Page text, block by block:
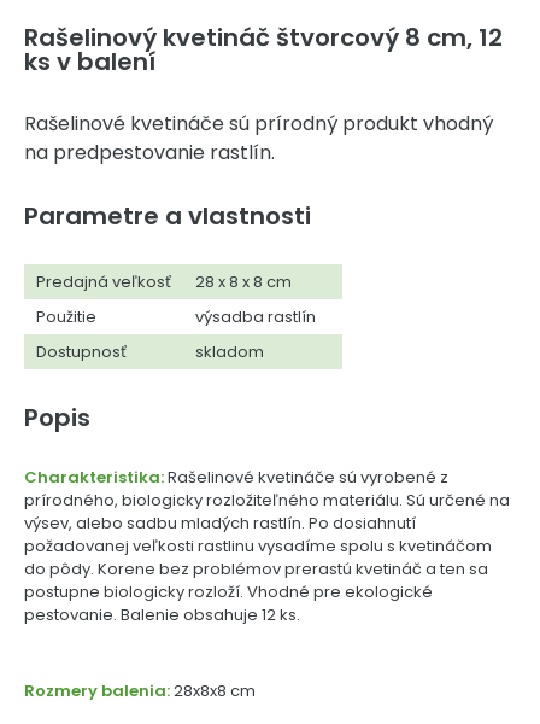
Rašelinový kvetináč štvorcový 8 cm, 12
ks v balení
Rašelinové kvetináče sú prírodný produkt vhodný
na predpestovanie rastlín.
Parametre a vlastnosti
Predajná veľkosť
28 x 8 x 8 cm
Použitie
výsadba rastlín
Dostupnosť
skladom
Popis
Charakteristika:Rašelinové kvetináče sú vyrobené z
prírodného, biologicky rozložiteľného materiálu. Sú určené na
výsev, alebo sadbu mladých rastlín. Po dosiahnutí
požadovanej veľkosti rastlinu vysadíme spolu s kvetináčom
do pôdy. Korene bez problémov prerastú kvetináč a ten sa
postupne biologicky rozloží. Vhodné pre ekologické
pestovanie. Balenie obsahuje 12 ks.
Rozmery balenia:28x8x8 cm